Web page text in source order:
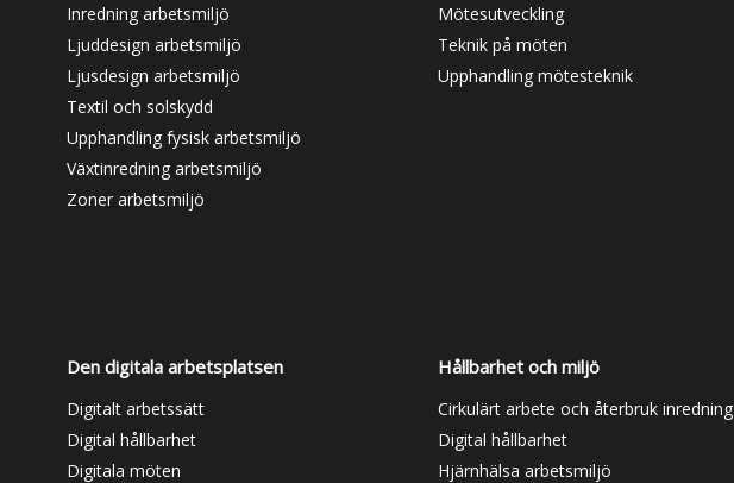
Inredning arbetsmiljö
Ljuddesign arbetsmiljö
Ljusdesign arbetsmiljö
Textil och solskydd
Upphandling fysisk arbetsmiljö
Växtinredning arbetsmiljö
Zoner arbetsmiljö
Mötesutveckling
Teknik på möten
Upphandling mötesteknik
Den digitala arbetsplatsen
Digitalt arbetssätt
Digital hållbarhet
Digitala möten
Hållbarhet och miljö
Cirkulärt arbete och återbruk inredning
Digital hållbarhet
Hjärnhälsa arbetsmiljö